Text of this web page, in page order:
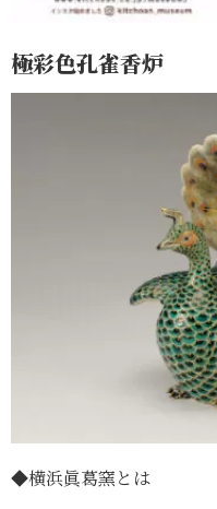
極彩色孔雀香炉
◆横浜眞葛窯とは